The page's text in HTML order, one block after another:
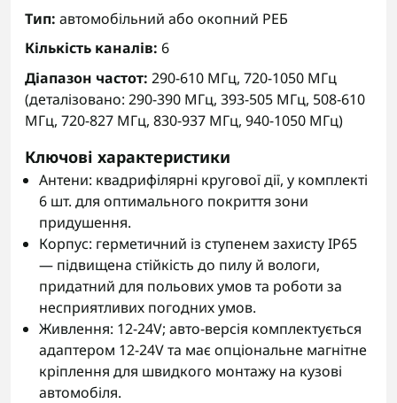
Тип: автомобільний або окопний РЕБ
Кількість каналів: 6
Діапазон частот: 290-610 МГц, 720-1050 МГц
(деталізовано: 290-390 МГц, 393-505 МГц, 508-610
МГц, 720-827 МГц, 830-937 МГц, 940-1050 МГц)
Ключові характеристики
Антени: квадрифілярні кругової дії, у комплекті
6 шт. для оптимального покриття зони
придушення.
Корпус: герметичний із ступенем захисту IP65
— підвищена стійкість до пилу й вологи,
придатний для польових умов та роботи за
несприятливих погодних умов.
Живлення: 12-24V; авто-версія комплектується
адаптером 12-24V та має опціональне магнітне
кріплення для швидкого монтажу на кузові
автомобіля.